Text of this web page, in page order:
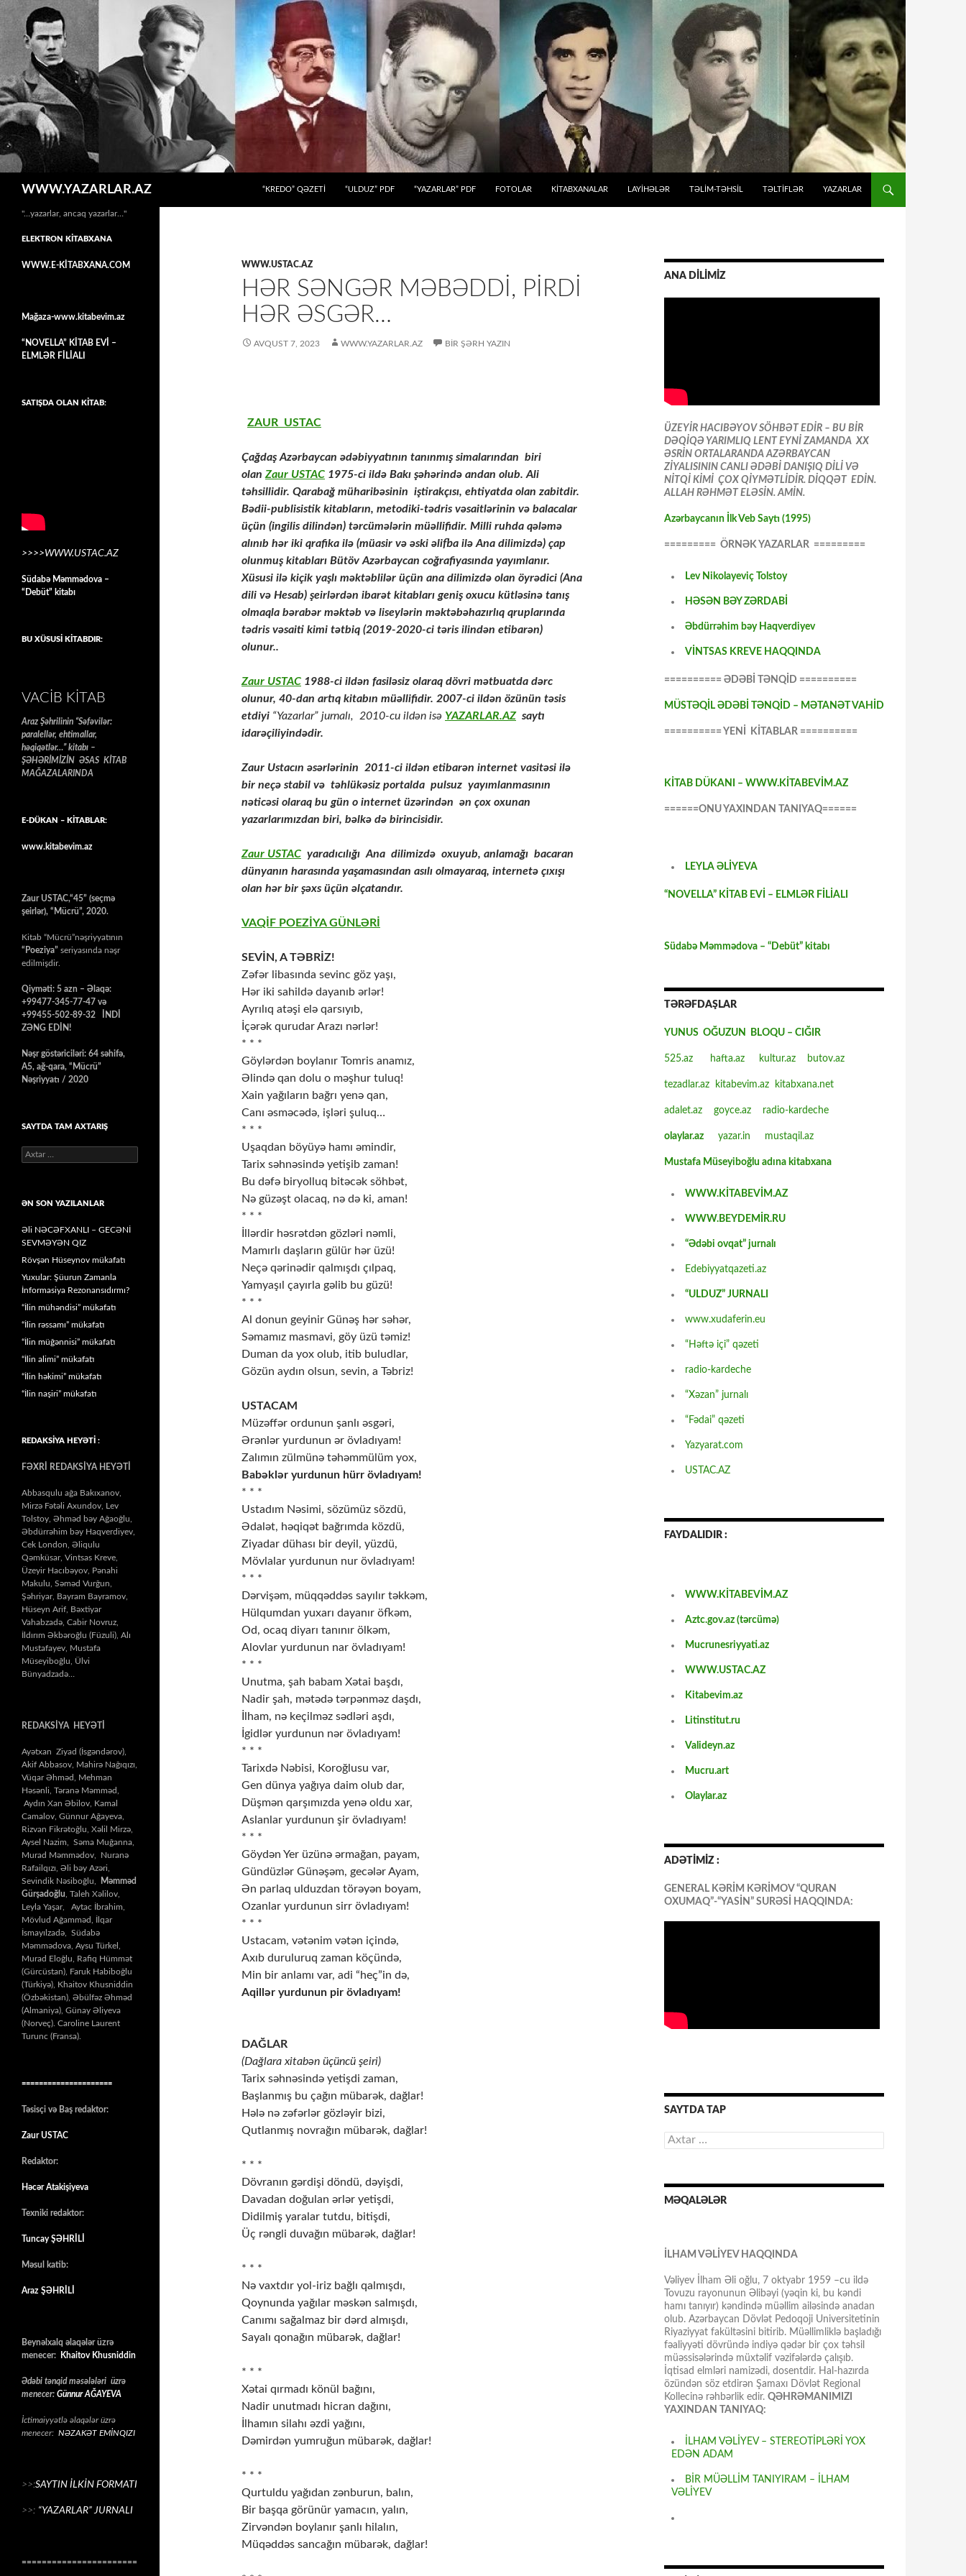
WWW.YAZARLAR.AZ
“KREDO” QƏZETİ
“ULDUZ” PDF “YAZARLAR” PDF FOTOLAR KİTABXANALAR LAYİHƏLƏR TƏLIM-TƏHSIL TƏLTİFLƏR YAZARLAR
WWW.USTAC.AZ
HƏR SƏNGƏR MƏBƏDDI, PIRDI
HƏR ƏSGƏR…
AVQUST 7, 2023 WWW.YAZARLAR.AZ BIR ŞƏRH YAZIN
ZAUR USTAC
Çağdaş Azərbaycan ədəbiyyatının tanınmış simalarından biri
olan Zaur USTAC 1975-ci ildə Bakı şəhərində andan olub. Ali
təhsillidir. Qarabağ müharibəsinin iştirakçısı, ehtiyatda olan zabitdir.
Bədii-publisistik kitabların, metodiki-tədris vəsaitlərinin və balacalar
üçün (ingilis dilindən) tərcümələrin müəllifidir. Milli ruhda qələmə
alınıb hər iki qrafika ilə (müasir və əski əlifba ilə Ana dilimizdə) çap
olunmuş kitabları Bütöv Azərbaycan coğrafiyasında yayımlanır.
Xüsusi ilə kiçik yaşlı məktəblilər üçün ana dilimizdə olan öyrədici (Ana
dili və Hesab) şeirlərdən ibarət kitabları geniş oxucu kütləsinə tanış
olmaqla bərabər məktəb və liseylərin məktəbəhazırlıq qruplarında
tədris vəsaiti kimi tətbiq (2019-2020-ci təris ilindən etibarən)
olunur..
Zaur USTAC 1988-ci ildən fasiləsiz olaraq dövri mətbuatda dərc
olunur, 40-dan artıq kitabın müəllifidir. 2007-ci ildən özünün təsis
etdiyi “Yazarlar” jurnalı, 2010-cu ildən isə YAZARLAR.AZsaytı
idarəçiliyindədir.
Zaur Ustacın əsərlərinin 2011-ci ildən etibarən internet vasitəsi ilə
bir neçə stabil və təhlükəsiz portalda pulsuz yayımlanmasının
nəticəsi olaraq bu gün o internet üzərindən ən çox oxunan
yazarlarımızdan biri, bəlkə də birincisidir.
Zaur USTAC yaradıcılığı Ana dilimizdə oxuyub, anlamağı bacaran
dünyanın harasında yaşamasından asılı olmayaraq, internetə çıxışı
olan hər bir şəxs üçün əlçatandır.
VAQİF POEZİYA GÜNLƏRİ
SEVİN, A TƏBRİZ!
Zəfər libasında sevinc göz yaşı,
Hər iki sahildə dayanıb ərlər!
Ayrılıq atəşi elə qarsıyıb,
İçərək qurudar Arazı nərlər!
* * *
Göylərdən boylanır Tomris anamız,
Əlində qan dolu o məşhur tuluq!
Xain yağıların bağrı yenə qan,
Canı əsməcədə, işləri şuluq…
* * *
Uşaqdan böyüyə hamı əmindir,
Tarix səhnəsində yetişib zaman!
Bu dəfə biryolluq bitəcək söhbət,
Nə güzəşt olacaq, nə də ki, aman!
* * *
İllərdir həsrətdən gözləri nəmli,
Mamırlı daşların gülür hər üzü!
Neçə qərinədir qalmışdı çılpaq,
Yamyaşıl çayırla gəlib bu güzü!
* * *
Al donun geyinir Günəş hər səhər,
Səmamız masmavi, göy üzü təmiz!
Duman da yox olub, itib buludlar,
Gözün aydın olsun, sevin, a Təbriz!
USTACAM
Müzəffər ordunun şanlı əsgəri,
Ərənlər yurdunun ər övladıyam!
Zalımın zülmünə təhəmmülüm yox,
Babəklər yurdunun hürr övladıyam!
* * *
Ustadım Nəsimi, sözümüz sözdü,
Ədalət, həqiqət bağrımda közdü,
Ziyadar dühası bir deyil, yüzdü,
Mövlalar yurdunun nur övladıyam!
* * *
Dərvişəm, müqqəddəs sayılır təkkəm,
Hülqumdan yuxarı dayanır öfkəm,
Od, ocaq diyarı tanınır ölkəm,
Alovlar yurdunun nar övladıyam!
* * *
Unutma, şah babam Xətai başdı,
Nadir şah, mətədə tərpənməz daşdı,
İlham, nə keçilməz sədləri aşdı,
İgidlər yurdunun nər övladıyam!
* * *
Tarixdə Nəbisi, Koroğlusu var,
Gen dünya yağıya daim olub dar,
Düşmən qarşımızda yenə oldu xar,
Aslanlar yurdunun şir övladıyam!
* * *
Göydən Yer üzünə ərmağan, payam,
Gündüzlər Günəşəm, gecələr Ayam,
Ən parlaq ulduzdan törəyən boyam,
Ozanlar yurdunun sirr övladıyam!
* * *
Ustacam, vətənim vətən içində,
Axıb duruluruq zaman köçündə,
Min bir anlamı var, adi “heç”in də,
Aqillər yurdunun pir övladıyam!
DAĞLAR
(Dağlara xitabən üçüncü şeiri)
Tarix səhnəsində yetişdi zaman,
Başlanmış bu çağın mübarək, dağlar!
Hələ nə zəfərlər gözləyir bizi,
Qutlanmış novrağın mübarək, dağlar!
* * *
Dövranın gərdişi döndü, dəyişdi,
Davadan doğulan ərlər yetişdi,
Didilmiş yaralar tutdu, bitişdi,
Üç rəngli duvağın mübarək, dağlar!
* * *
Nə vaxtdır yol-iriz bağlı qalmışdı,
Qoynunda yağılar məskən salmışdı,
Canımı sağalmaz bir dərd almışdı,
Sayalı qonağın mübarək, dağlar!
* * *
Xətai qırmadı könül bağını,
Nadir unutmadı hicran dağını,
İlhamın silahı əzdi yağını,
Dəmirdən yumruğun mübarək, dağlar!
* * *
Qurtuldu yağıdan zənburun, balın,
Bir başqa görünür yamacın, yalın,
Zirvəndən boylanır şanlı hilalın,
Müqəddəs sancağın mübarək, dağlar!
ANA DİLİMİZ
ÜZEYİR HACIBƏYOV SÖHBƏT EDİR – BU BİR
DƏQİQƏ YARIMLIQ LENT EYNİ ZAMANDA XX
ƏSRİN ORTALARANDA AZƏRBAYCAN
ZİYALISININ CANLI ƏDƏBİ DANIŞIQ DİLİ VƏ
NİTQİ KİMİ ÇOX QİYMƏTLİDİR. DİQQƏT EDİN.
ALLAH RƏHMƏT ELƏSİN. AMİN.
Azərbaycanın İlk Veb Saytı (1995)
========= ÖRNƏK YAZARLAR =========
Lev Nikolayeviç Tolstoy
HƏSƏN BƏY ZƏRDABİ
Əbdürrəhim bəy Haqverdiyev
VİNTSAS KREVE HAQQINDA
========== ƏDƏBİ TƏNQİD ==========
MÜSTƏQİL ƏDƏBİ TƏNQİD – MƏTANƏT VAHİD
========== YENİ KİTABLAR ==========
KİTAB DÜKANI – WWW.KİTABEVİM.AZ
======ONU YAXINDAN TANIYAQ======
LEYLA ƏLİYEVA
“NOVELLA” KİTAB EVİ – ELMLƏR FİLİALI
Südabə Məmmədova – “Debüt” kitabı
TƏRƏFDAŞLAR
YUNUS OĞUZUN BLOQU – CIĞIR
525.az hafta.az kultur.az butov.az
tezadlar.az kitabevim.az kitabxana.net
adalet.az goyce.az radio-kardeche
olaylar.az yazar.in mustaqil.az
Mustafa Müseyiboğlu adına kitabxana
WWW.KİTABEVİM.AZ
WWW.BEYDEMİR.RU
“Ədəbi ovqat” jurnalı
Edebiyyatqazeti.az
“ULDUZ” JURNALI
www.xudaferin.eu
“Həftə içi” qəzeti
radio-kardeche
“Xəzan” jurnalı
“Fədai” qəzeti
Yazyarat.com
USTAC.AZ
FAYDALIDIR :
WWW.KİTABEVİM.AZ
Aztc.gov.az (tərcümə)
Mucrunesriyyati.az
WWW.USTAC.AZ
Kitabevim.az
Litinstitut.ru
Valideyn.az
Mucru.art
Olaylar.az
ADƏTİMİZ :
GENERAL KƏRİM KƏRİMOV “QURAN
OXUMAQ”-“YASİN” SURƏSİ HAQQINDA:
SAYTDA TAP
Axtarış:
MƏQALƏLƏR
İLHAM VƏLİYEV HAQQINDA
Vəliyev İlham Əli oğlu, 7 oktyabr 1959 –cu ildə
Tovuzu rayonunun Əlibəyi (yəqin ki, bu kəndi
hamı tanıyır) kəndində müəllim ailəsində anadan
olub. Azərbaycan Dövlət Pedoqoji Universitetinin
Riyaziyyat fakültəsini bitirib. Müəllimliklə başladığı
fəaliyyəti dövründə indiyə qədər bir çox təhsil
müəssisələrində müxtəlif vəzifələrdə çalışıb.
İqtisad elmləri namizədi, dosentdir. Hal-hazırda
özündən söz etdirən Şamaxı Dövlət Regional
Kollecinə rəhbərlik edir. QƏHRƏMANIMIZI
YAXINDAN TANIYAQ:
İLHAM VƏLİYEV – STEREOTİPLƏRİ YOX
EDƏN ADAM
BİR MÜƏLLİM TANIYIRAM – İLHAM
VƏLİYEV
"…yazarlar, ancaq yazarlar…"
ELEKTRON KİTABXANA
WWW.E-KİTABXANA.COM
Mağaza-www.kitabevim.az
“NOVELLA” KİTAB EVİ –
ELMLƏR FİLİALI
SATIŞDA OLAN KİTAB:
>>>>WWW.USTAC.AZ
Südabə Məmmədova –
“Debüt” kitabı
BU XÜSUSİ KİTABDIR:
VACIB KITAB
Araz Şəhrilinin “Səfəvilər:
paralellər, ehtimallar,
həqiqətlər…” kitabı –
ŞƏHƏRİMİZİN ƏSAS KİTAB
MAĞAZALARINDA
E-DÜKAN – KİTABLAR:
www.kitabevim.az
Zaur USTAC,“45” (seçmə
şeirlər), “Mücrü”, 2020.
Kitab “Mücrü”nəşriyyatının
“Poeziya” seriyasında nəşr
edilmişdir.
Qiyməti: 5 azn – Əlaqə:
+99477-345-77-47 və
+99455-502-89-32 İNDİ
ZƏNG EDİN!
Nəşr göstəriciləri: 64 səhifə,
A5, ağ-qara, “Mücrü”
Nəşriyyatı / 2020
SAYTDA TAM AXTARIŞ
Axtarış:
ƏN SON YAZILANLAR
Əli NƏCƏFXANLI – GECƏNİ
SEVMƏYƏN QIZ
Rövşən Hüseynov mükafatı
Yuxular: Şüurun Zamanla
İnformasiya Rezonansıdırmı?
“İlin mühəndisi” mükafatı
“İlin rəssamı” mükafatı
“İlin müğənnisi” mükafatı
“İlin alimi” mükafatı
“İlin həkimi” mükafatı
“İlin naşiri” mükafatı
REDAKSİYA HEYƏTİ :
FƏXRİ REDAKSİYA HEYƏTİ
Abbasqulu ağa Bakıxanov,
Mirzə Fətəli Axundov, Lev
Tolstoy, Əhməd bəy Ağaoğlu,
Əbdürrəhim bəy Haqverdiyev,
Cek London, Əliqulu
Qəmküsar, Vintsas Kreve,
Üzeyir Hacıbəyov, Pənahi
Makulu, Səməd Vurğun,
Şəhriyar, Bayram Bayramov,
Hüseyn Arif, Bəxtiyar
Vahabzadə, Cabir Novruz,
İldırım Əkbəroğlu (Füzuli), Alı
Mustafayev, Mustafa
Müseyiboğlu, Ülvi
Bünyadzadə…
REDAKSİYA HEYƏTİ
Ayətxan Ziyad (İsgəndərov),
Akif Abbasov, Mahirə Nağıqızı,
Vüqar Əhməd, Mehman
Həsənli, Təranə Məmməd,
Aydın Xan Əbilov, Kamal
Camalov, Günnur Ağayeva,
Rizvan Fikrətoğlu, Xəlil Mirzə,
Aysel Nazim, Səma Muğanna,
Murad Məmmədov, Nuranə
Rafailqızı, Əli bəy Azəri,
Sevindik Nəsiboğlu,
Məmməd
Gürşadoğlu , Taleh Xəlilov,
Leyla Yaşar, Aytac İbrahim,
Mövlud Ağamməd, İlqar
İsmayılzadə, Südabə
Məmmədova, Aysu Türkel,
Murad Eloğlu, Rafiq Hümmət
(Gürcüstan), Faruk Habiboğlu
(Türkiyə), Khaitov Khusniddin
(Özbəkistan), Əbülfəz Əhməd
(Almaniya), Günay Əliyeva
(Norveç). Caroline Laurent
Turunc (Fransa).
=====================
Təsisçi və Baş redaktor:
Zaur USTAC
Redaktor:
Həcər Atakişiyeva
Texniki redaktor:
Tuncay ŞƏHRİLİ
Məsul katib:
Araz ŞƏHRİLİ
Beynəlxalq əlaqələr üzrə
menecer:
Khaitov Khusniddin
Ədəbi tənqid məsələləri üzrə
menecer: Günnur AĞAYEVA
İctimaiyyətlə əlaqələr üzrə
menecer: NƏZAKƏT EMİNQIZI
>>:SAYTIN İLKİN FORMATI
>>: “YAZARLAR” JURNALI
=======================